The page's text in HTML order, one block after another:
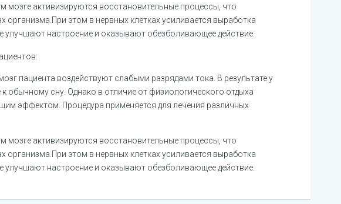
мозге активизируются восстановительные процессы, что
организма.При этом в нервных клетках усиливается выработка
настроение и оказывают обезболивающее действие.
пациента воздействуют слабыми разрядами тока. В результате у
обычному сну. Однако в отличие от физиологического отдыха
эффектом. Процедура применяется для лечения различных
мозге активизируются восстановительные процессы, что
организма.При этом в нервных клетках усиливается выработка
настроение и оказывают обезболивающее действие.